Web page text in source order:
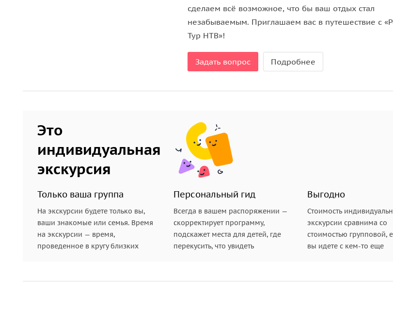
сделаем всё возможное, что бы ваш отдых стал
незабываемым. Приглашаем вас в путешествие с
Тур НТВ»!
Задать вопрос Подробнее
Это
индивидуальная
экскурсия
Только ваша группа
На экскурсии будете только вы,
ваши знакомые или семья. Время
на экскурсии — время,
проведенное в кругу близких
Персональный гид
Всегда в вашем распоряжении —
скорректирует программу,
подскажет места для детей, где
перекусить, что увидеть
Выгодно
Стоимость
экскурсии сравнима со
стоимостью групповой,
вы идете с кем-то еще